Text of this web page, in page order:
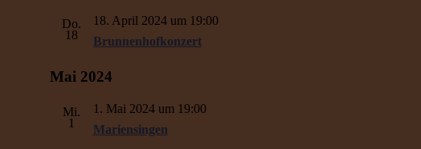
Do.
18
Brunnenhofkonzert
18. April 2024 um 19:00
Mai 2024
Mi.
1
Mariensingen
1. Mai 2024 um 19:00